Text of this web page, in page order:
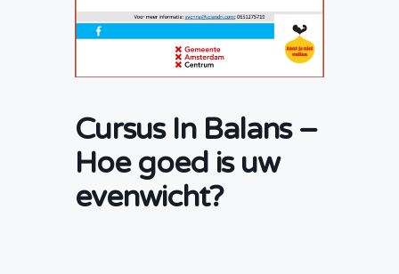
Cursus In Balans –
Hoe goed is uw
evenwicht?